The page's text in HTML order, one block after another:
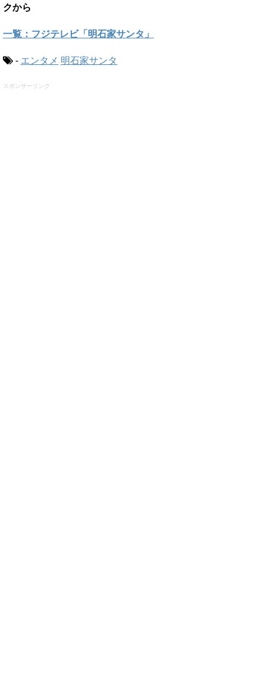
クから
一覧：フジテレビ「明石家サンタ」
- エンタメ 明石家サンタ
スポンサーリンク